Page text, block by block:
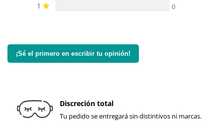
1 0
¡Sé el primero en escribir tu opinión!
Discreción total
Tu pedido se entregará sin distintivos ni marcas.